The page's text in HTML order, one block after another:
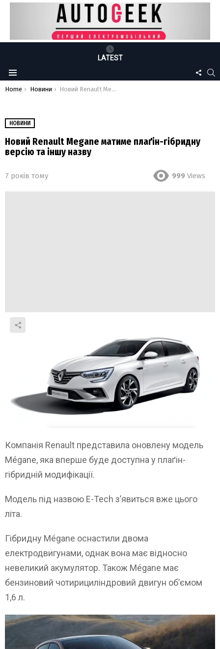
LATEST
Menu
US
You are here:
Home Новини Новий Renault Megane матиме плаґін-гібридну версію та іншу назву
НОВИНИ
Новий Renault Megane матиме плаґін-гібридну
версію та іншу назву
7 років тому 999 Views
Компанія Renault представила оновлену модель
Mégane, яка вперше буде доступна у плаґін-
гібридній модифікації.
Модель під назвою E-Tech з’явиться вже цього
літа.
Гібридну Mégane оснастили двома
електродвигунами, однак вона має відносно
невеликий акумулятор. Також Mégane має
бензиновий чотирициліндровий двигун об’ємом
1,6 л.